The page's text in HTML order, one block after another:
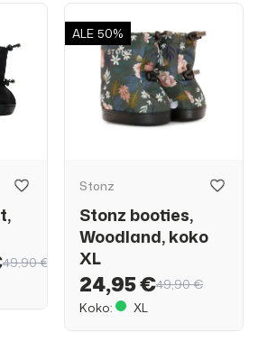
49,90 €
ALE 50%
Stonz
Stonz booties,
Woodland, koko
XL
24,95 €49,90 €
Koko:
XL